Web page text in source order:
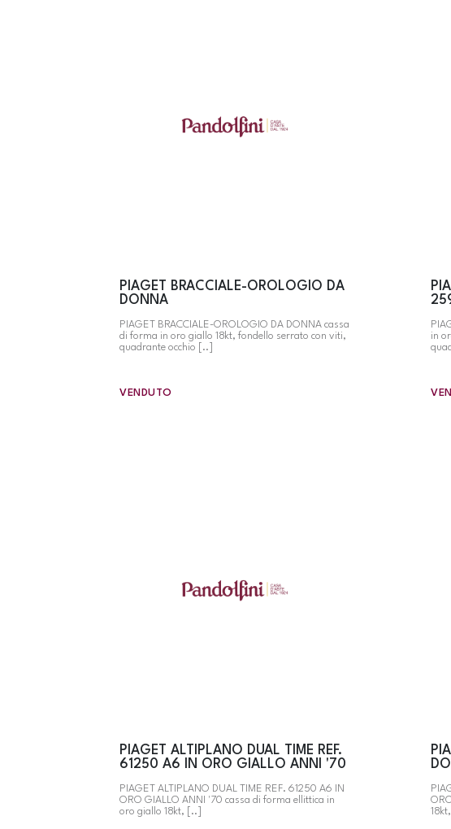
PIAGET BRACCIALE-OROLOGIO DA
DONNA
PIAGET BRACCIALE-OROLOGIO DA DONNA cassa
di forma in oro giallo 18kt, fondello serrato con viti,
quadrante occhio [..]
VENDUTO
in
PIAGET ALTIPLANO DUAL TIME REF.
61250 A6 IN ORO GIALLO ANNI '70
PIAGET ALTIPLANO DUAL TIME REF. 61250 A6 IN
ORO GIALLO ANNI '70 cassa di forma ellittica in
oro giallo 18kt, [..]